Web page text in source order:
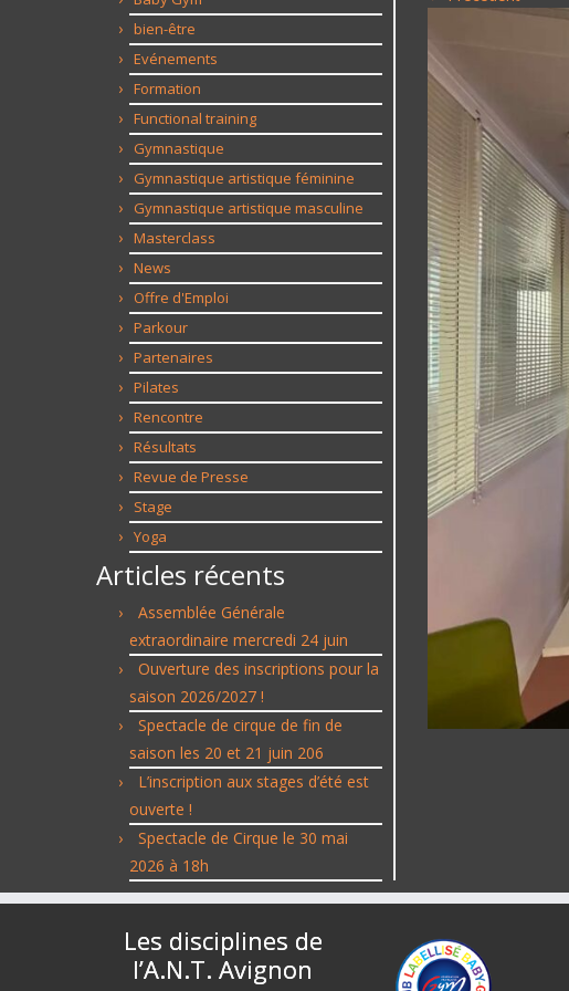
bien-être
Evénements
Formation
Functional training
Gymnastique
Gymnastique artistique féminine
Gymnastique artistique masculine
Masterclass
News
Offre d'Emploi
Parkour
Partenaires
Pilates
Rencontre
Résultats
Revue de Presse
Stage
Yoga
Articles récents
Assemblée Générale
extraordinaire mercredi 24 juin
Ouverture des inscriptions pour la
saison 2026/2027 !
Spectacle de cirque de fin de
saison les 20 et 21 juin 206
L’inscription aux stages d’été est
ouverte !
Spectacle de Cirque le 30 mai
2026 à 18h
Les disciplines de
l’A.N.T. Avignon